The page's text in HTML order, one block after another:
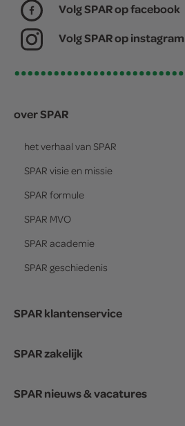
Volg SPAR op facebook
Volg SPAR op instagram
over SPAR
het verhaal van SPAR
SPAR visie en missie
SPAR formule
SPAR MVO
SPAR academie
SPAR geschiedenis
SPAR klantenservice
SPAR zakelijk
SPAR nieuws & vacatures